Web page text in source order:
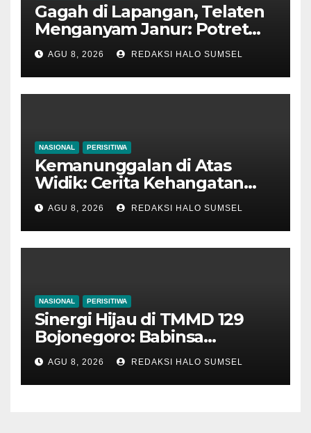
Gagah di Lapangan, Telaten
Menganyam Janur: Potret
Kemanunggalan Satgas
TMMD 129 Bojonegoro di
Kesongo
AGU 8, 2026 REDAKSI HALO SUMSEL
NASIONAL PERISITIWA
Kemanunggalan di Atas
Widik: Cerita Kehangatan
Satgas TMMD 129
Bojonegoro Bantu Olah
Tembakau Petani Kesongo
AGU 8, 2026 REDAKSI HALO SUMSEL
NASIONAL PERISITIWA
Sinergi Hijau di TMMD 129
Bojonegoro: Babinsa
Kesongo dan DLH
‘Keroyokan’ Buat Lubang
Tanam Pohon untuk Jaga
AGU 8, 2026 REDAKSI HALO SUMSEL